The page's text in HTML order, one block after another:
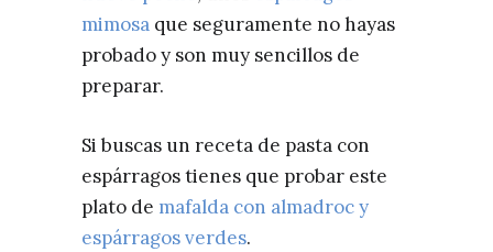
mimosa que seguramente no hayas
probado y son muy sencillos de
preparar.
Si buscas un receta de pasta con
espárragos tienes que probar este
plato de mafalda con almadroc y
espárragos verdes.